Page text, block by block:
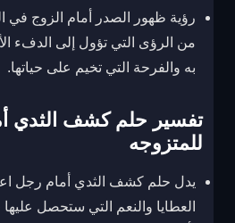
رؤية ظهور الصدر أمام الزوج في
من الرؤى التي تؤول إلى الدفء
به والفرحة التي تخيم على حياتها.
تفسير حلم كشف الثدي
للمتزوجه
يدل حلم كشف الثدي أمام رجل
العطايا والنعم التي ستحصل عليها